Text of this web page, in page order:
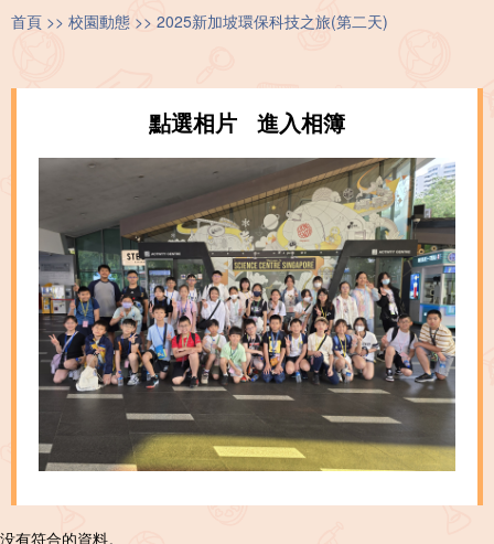
首頁 校園動態 2025新加坡環保科技之旅(第二天)
點選相片 進入相簿
没有符合的資料。